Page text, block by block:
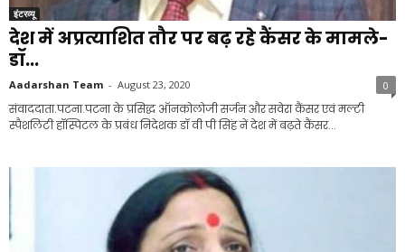
इंटरव्यू
देश में अप्रत्याशित तौर पर बढ़ रहे कैंसर के मामले-
डॉ...
Aadarshan Team - August 23, 2020 0
संवाददाता.पटना.पटना के प्रसिद्ध ऑनकोलोजी सर्जन और सवेरा कैंसर एवं मल्टी
स्पैशलिटी हॉस्पिटल के प्रबंध निदेशक डॉ वी पी सिंह नें देश में बढ़ते कैंसर...